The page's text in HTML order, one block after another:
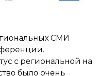
СМИ
с региональной на
было очень